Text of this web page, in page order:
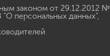
законом от 29.12.2012 №
персональных данных",